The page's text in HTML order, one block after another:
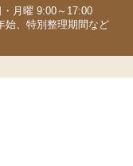
月曜 9:00～17:00
始、特別整理期間など